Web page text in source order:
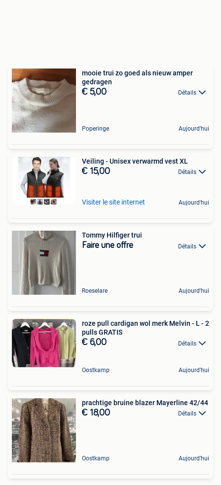
mooie trui zo goed als nieuw amper
gedragen
€ 5,00 Détails
Poperinge Aujourd'hui
Veiling - Unisex verwarmd vest XL
€ 15,00 Détails
Visiter le site internet Aujourd'hui
Tommy Hilfiger trui
Faire une offre Détails
Roeselare Aujourd'hui
roze pull cardigan wol merk Melvin - L - 2
pulls GRATIS
€ 6,00 Détails
Oostkamp Aujourd'hui
prachtige bruine blazer Mayerline 42/44
€ 18,00 Détails
Oostkamp Aujourd'hui